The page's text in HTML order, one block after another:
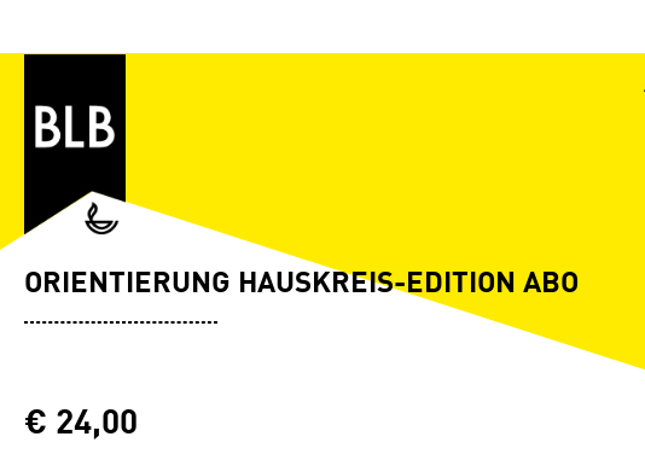
ORIENTIERUNG HAUSKREIS-EDITION ABO
€ 24,00